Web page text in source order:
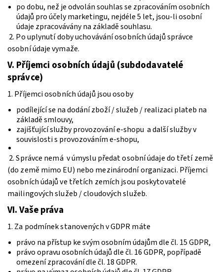
po dobu, než je odvolán souhlas se zpracováním osobních
údajů pro účely marketingu, nejdéle 5 let, jsou-li osobní
údaje zpracovávány na základě souhlasu.
2. Po uplynutí doby uchovávání osobních údajů správce
osobní údaje vymaže.
V. Příjemci osobních údajů (subdodavatelé
správce)
1. Příjemci osobních údajů jsou osoby
podílející se na dodání zboží / služeb / realizaci plateb na
základě smlouvy,
zajišťující služby provozování e-shopu a další služby v
souvislosti s provozováním e-shopu,
2. Správce nemá v úmyslu předat osobní údaje do třetí země
(do země mimo EU) nebo mezinárodní organizaci. Příjemci
osobních údajů ve třetích zemích jsou poskytovatelé
mailingových služeb / cloudových služeb.
VI.Vaše práva
1. Za podmínek stanovených v GDPR máte
právo na přístup ke svým osobním údajům dle čl. 15 GDPR,
právo opravu osobních údajů dle čl. 16 GDPR, popřípadě
omezení zpracování dle čl. 18 GDPR.